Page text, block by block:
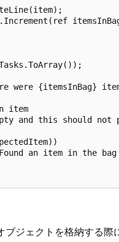
were {itemsInBag}
item
and this should not
an item in the
ジェクトを格納する